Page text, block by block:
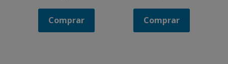
Comprar Comprar